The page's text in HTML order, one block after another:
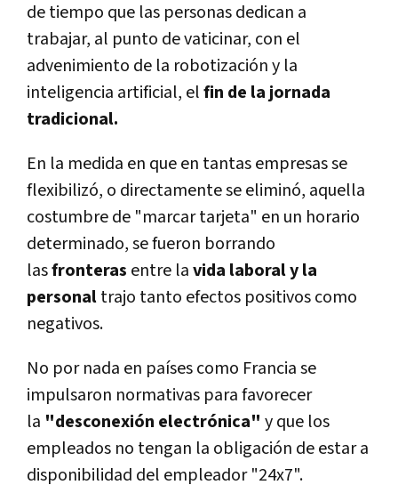
de tiempo que las personas dedican a
trabajar, al punto de vaticinar, con el
advenimiento de la robotización y la
inteligencia artificial, elfin de la jornada
tradicional.
En la medida en que en tantas empresas se
flexibilizó, o directamente se eliminó, aquella
costumbre de "marcar tarjeta" en un horario
determinado, se fueron borrando
lasfronteras entre lavida laboral y la
personaltrajo tanto efectos positivos como
negativos.
No por nada en paí­ses como Francia se
impulsaron normativas para favorecer
la "desconexión electrónica" y que los
empleados no tengan la obligación de estar a
disponibilidad del empleador "24x7".